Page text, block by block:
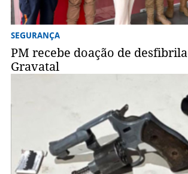
SEGURANÇA
PM recebe doação de
Gravatal